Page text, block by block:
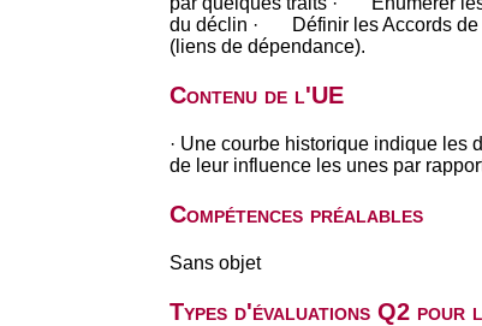
du déclin · Définir les Accords de
(liens de dépendance).
Contenu de l'UE
· Une courbe historique indique les
de leur influence les unes par
Compétences préalables
Sans objet
Types d'évaluations Q2 pour